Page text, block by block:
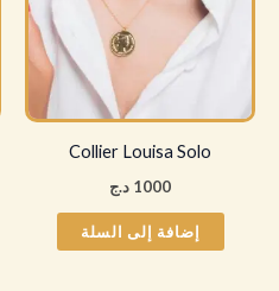
Collier Louisa Solo
1000 د.ج
إضافة إلى السلة